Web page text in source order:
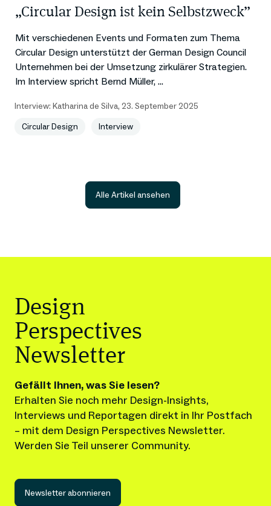
„Circular Design ist kein Selbstzweck”
Mit verschiedenen Events und Formaten zum Thema
Circular Design unterstützt der German Design Council
Unternehmen bei der Umsetzung zirkulärer Strategien.
Im Interview spricht Bernd Müller, ...
Interview: Katharina de Silva, 23. September 2025
Circular Design
Interview
Alle Artikel ansehen
Design
Perspectives
Newsletter
Gefällt Ihnen, was Sie lesen?
Erhalten Sie noch mehr Design-Insights,
Interviews und Reportagen direkt in Ihr Postfach
– mit dem Design Perspectives Newsletter.
Werden Sie Teil unserer Community.
Newsletter abonnieren